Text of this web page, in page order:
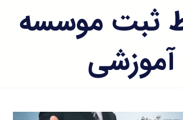
ثبت موسسه
آموزشی